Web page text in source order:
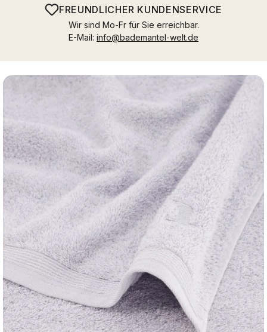
FREUNDLICHER KUNDENSERVICE
Wir sind Mo-Fr für Sie erreichbar.
E-Mail: info@bademantel-welt.de